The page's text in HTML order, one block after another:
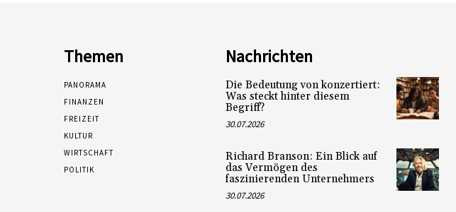
Themen
PANORAMA
FINANZEN
FREIZEIT
KULTUR
WIRTSCHAFT
POLITIK
Nachrichten
Die Bedeutung von konzertiert:
Was steckt hinter diesem
Begriff?
30.07.2026
Richard Branson: Ein Blick auf
das Vermögen des
faszinierenden Unternehmers
30.07.2026